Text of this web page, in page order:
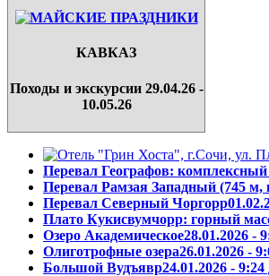
КАВКАЗ
Походы и экскурсии 29.04.26 -
10.05.26
Перевал Географов:
Перевал Рамзая Западный (745
Перевал Северный Чоргорр
Плато Кукисвумчорр: горный
Озеро Академическое28.01.2026 -
Олиготрофные озера26.01.2026 -
Большой Вудъявр24.01.2026 - 9:24